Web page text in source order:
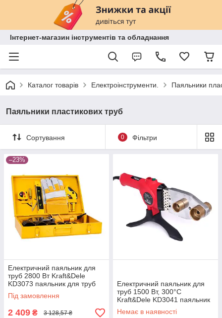
Інтернет-магазин інструментів та обладнання
Каталог товарів Електроінструменти. Паяльники
Паяльники пластикових труб
Сортування 0 Фільтри
–23%
Електричний паяльник для
труб 2800 Вт Kraft&Dele
KD3073 паяльник для труб
Під замовлення
2 409 ₴ 3 128,57 ₴
Електричний паяльник для
труб 1500 Вт, 300°C
Kraft&Dele KD3041 паяльник
для труб
Немає в наявності